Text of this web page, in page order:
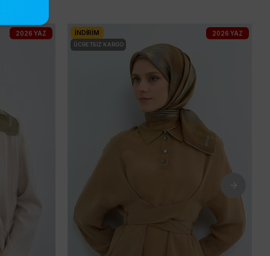
2026 YAZ İNDIRIM
ÜCRETSIZ KARGO
2026 YAZ